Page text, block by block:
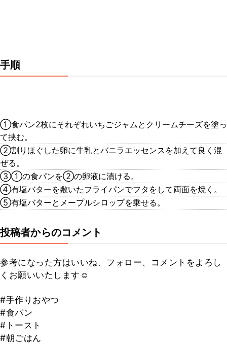
手順
①食パン2枚にそれぞれいちごジャムとクリームチーズを塗っ
て挟む。
②割りほぐした卵に牛乳とバニラエッセンスを加えて良く混
ぜる。
③①の食パンを②の卵液に漬ける。
④有塩バターを敷いたフライパンでフタをして両面を焼く。
⑤有塩バターとメープルシロップを乗せる。
投稿者からのコメント
参考になった方はいいね、フォロー、コメントをよろし
くお願いいたします☺
#手作りおやつ
#食パン
#トースト
#朝ごはん